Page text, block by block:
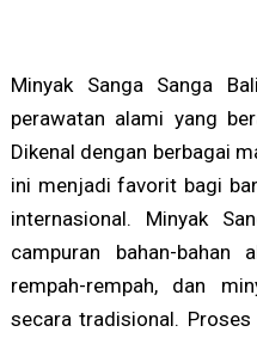
Minyak Sanga Sanga
perawatan alami yang
Dikenal dengan berbagai
ini menjadi favorit bagi
internasional. Minyak
campuran bahan-bahan
rempah-rempah, dan
secara tradisional. Proses